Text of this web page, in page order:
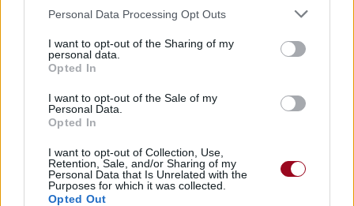
Personal Data Processing Opt Outs
I want to opt-out of the Sharing of my
personal data.
Opted In
I want to opt-out of the Sale of my
Personal Data.
Opted In
I want to opt-out of Collection, Use,
Retention, Sale, and/or Sharing of my
Personal Data that Is Unrelated with the
Purposes for which it was collected.
Opted Out
Paroles + Traduction Téléchargement
Vidéos
Commentaires
Voir la vidéo de «My Way - Kono
Michi no Sakie -»